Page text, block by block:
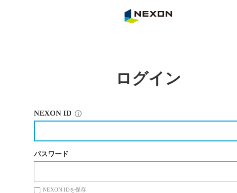
ログイン
NEXON ID
パスワード
NEXON IDを保存